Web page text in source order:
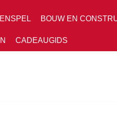
BOUW EN
CADEAUGIDS